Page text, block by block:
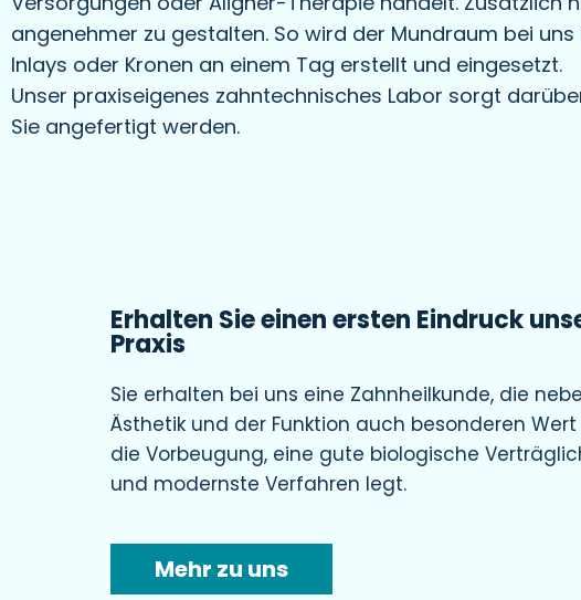
angenehmer zu gestalten. So wird der Mundraum bei
Inlays oder Kronen an einem Tag erstellt und eingesetzt.
Unser praxiseigenes zahntechnisches Labor sorgt
Sie angefertigt werden.
Erhalten Sie einen ersten Eindruck
Praxis
Sie erhalten bei uns eine Zahnheilkunde, die
Ästhetik und der Funktion auch besonderen
die Vorbeugung, eine gute biologische
und modernste Verfahren legt.
Mehr zu uns